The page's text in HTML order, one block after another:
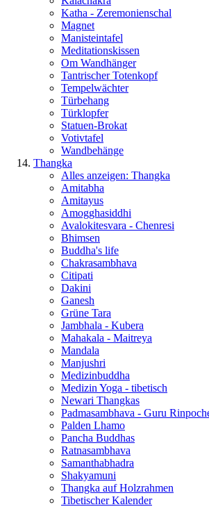
Katha - Zeremonienschal
Magnet
Manisteintafel
Meditationskissen
Om Wandhänger
Tantrischer Totenkopf
Tempelwächter
Türbehang
Türklopfer
Statuen-Brokat
Votivtafel
Wandbehänge
Thangka
Alles anzeigen: Thangka
Amitabha
Amitayus
Amogghasiddhi
Avalokitesvara - Chenresi
Bhimsen
Buddha's life
Chakrasambhava
Citipati
Dakini
Ganesh
Grüne Tara
Jambhala - Kubera
Mahakala - Maitreya
Mandala
Manjushri
Medizinbuddha
Medizin Yoga - tibetisch
Newari Thangkas
Padmasambhava - Guru
Palden Lhamo
Pancha Buddhas
Ratnasambhava
Samanthabhadra
Shakyamuni
Thangka auf Holzrahmen
Tibetischer Kalender